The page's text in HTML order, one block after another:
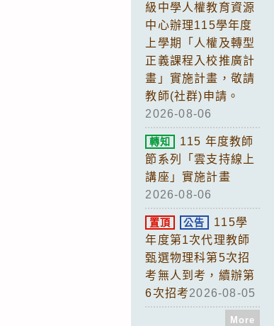
級中學人權教育資源
中心辦理115學年度
上學期「人權及轉型
正義課程入校推廣計
畫」實施計畫，敬請
教師(社群)申請。
2026-08-06
轉知
115 年度教師
節系列「雲支持線上
講座」實施計畫
2026-08-06
置頂 公告
115學
年度第1次代理教師
甄選物理科第5次招
考無人到考，續辦第
6次招考2026-08-05
More